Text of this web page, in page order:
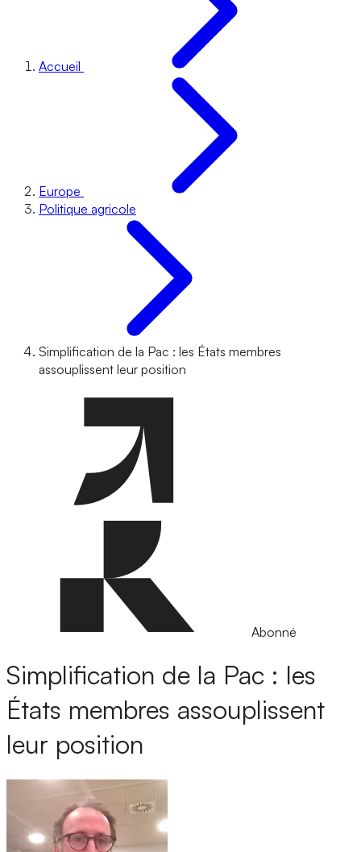
Accueil
Europe
Politique agricole
Simplification de la Pac : les États membres
assouplissent leur position
Abonné
Simplification de la Pac : les
États membres assouplissent
leur position